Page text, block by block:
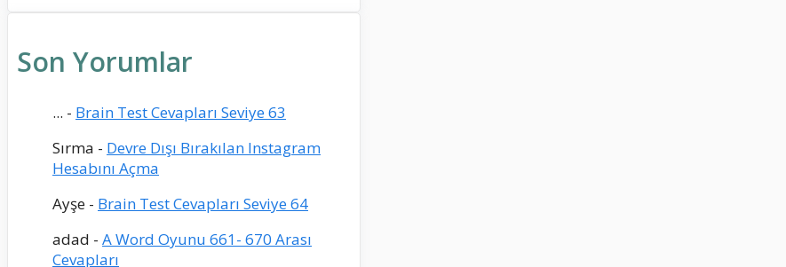
Son Yorumlar
... - Brain Test Cevapları Seviye 63
Sırma - Devre Dışı Bırakılan Instagram
Hesabını Açma
Ayşe - Brain Test Cevapları Seviye 64
adad - A Word Oyunu 661- 670 Arası
Cevapları